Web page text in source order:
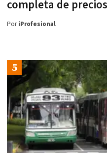
completa de
PoriProfesional